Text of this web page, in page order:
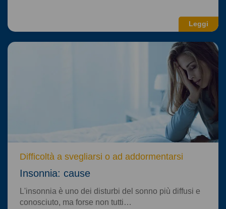
Leggi
Difficoltà a svegliarsi o ad addormentarsi
Insonnia: cause
L'insonnia è uno dei disturbi del sonno più diffusi e
conosciuto, ma forse non tutti…